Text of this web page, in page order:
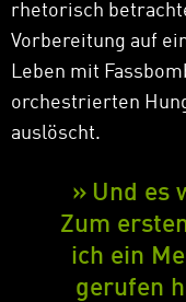
rhetorisch
Vorbereitung auf
Leben mit
orchestrierten
auslöscht.
Und es
Zum
ich ein
gerufen